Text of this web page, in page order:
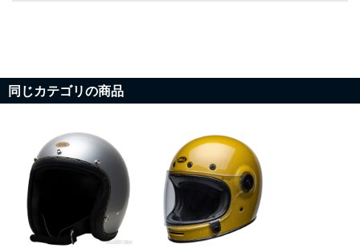
同じカテゴリの商品